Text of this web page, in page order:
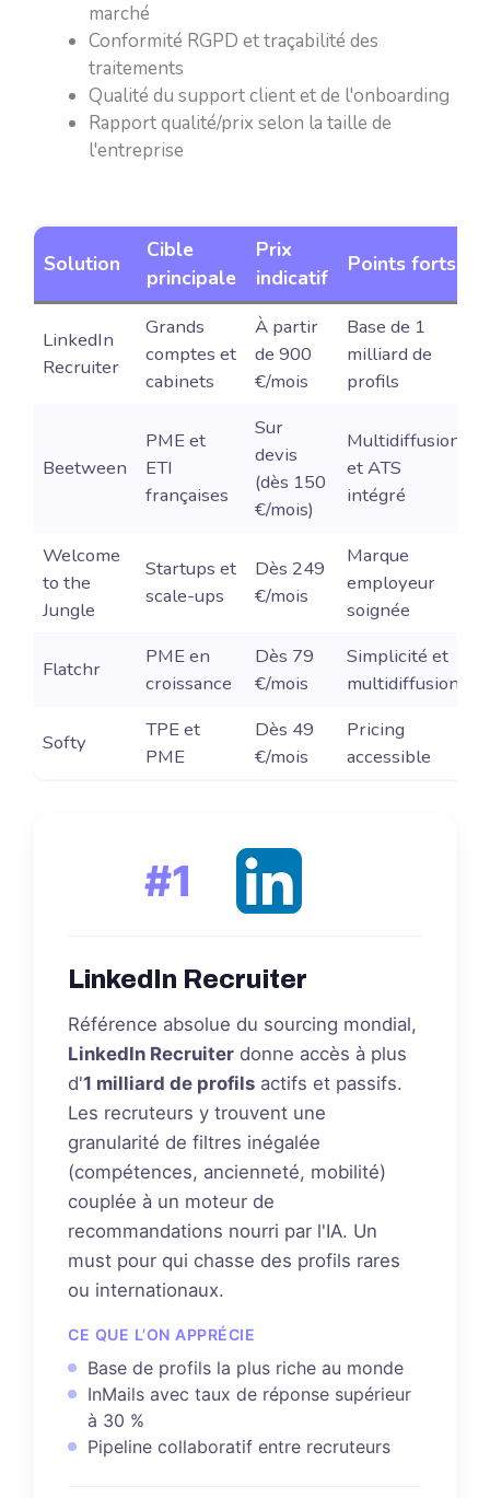
marché
Conformité RGPD et traçabilité des
traitements
Qualité du support client et de l'onboarding
Rapport qualité/prix selon la taille de
l'entreprise
Solution
Cible
principale
Prix
indicatif
Points forts
LinkedIn
Recruiter
Grands
comptes et
cabinets
À partir
de 900
€/mois
Base de 1
milliard de
profils
Beetween
PME et
ETI
françaises
Sur
devis
(dès 150
€/mois)
Multidiffusion
et ATS
intégré
Welcome
to the
Jungle
Startups et
scale-ups
Dès 249
€/mois
Marque
employeur
soignée
Flatchr
PME en
croissance
Dès 79
€/mois
Simplicité et
multidiffusion
Softy
TPE et
PME
Dès 49
€/mois
Pricing
accessible
#1
LinkedIn Recruiter
Référence absolue du sourcing mondial,
LinkedIn Recruiter donne accès à plus
d'1 milliard de profils actifs et passifs.
Les recruteurs y trouvent une
granularité de filtres inégalée
(compétences, ancienneté, mobilité)
couplée à un moteur de
recommandations nourri par l'IA. Un
must pour qui chasse des profils rares
ou internationaux.
CE QUE L’ON APPRÉCIE
Base de profils la plus riche au monde
InMails avec taux de réponse supérieur
à 30 %
Pipeline collaboratif entre recruteurs